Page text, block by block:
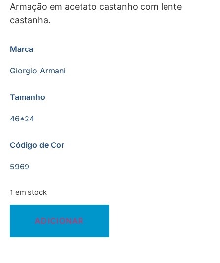
Armação em acetato castanho com lente
castanha.
Marca
Giorgio Armani
Tamanho
46*24
Código de Cor
5969
1 em stock
ADICIONAR